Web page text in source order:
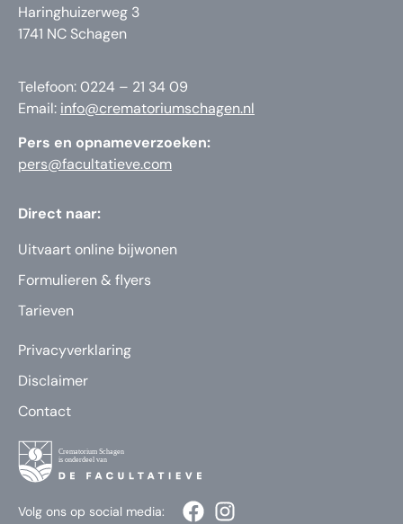
Haringhuizerweg 3
1741 NC Schagen
Telefoon: 0224 – 21 34 09
Email: info@crematoriumschagen.nl
Pers en opnameverzoeken:
pers@facultatieve.com
Direct naar:
Uitvaart online bijwonen
Formulieren & flyers
Tarieven
Privacyverklaring
Disclaimer
Contact
Volg ons op social media: